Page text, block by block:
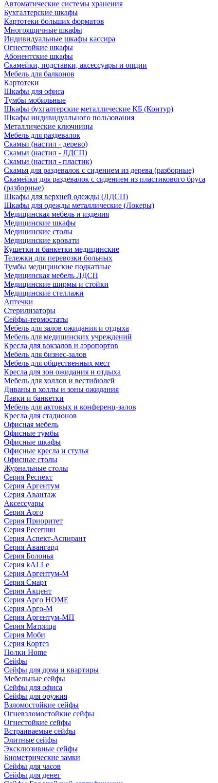
Автоматические системы хранения
Бухгалтерские шкафы
Картотеки больших форматов
Многоящичные шкафы
Индивидуальные шкафы кассира
Огнестойкие шкафы
Абонентские шкафы
Скамейки, подставки, аксессуары и опции
Мебель для балконов
Картотеки
Шкафы для офиса
Тумбы мобильные
Шкафы бухгалтерские металлические КБ (Контур)
Шкафы индивидуального пользования
Металлические ключницы
Мебель для раздевалок
Скамьи (настил - дерево)
Скамьи (настил - ЛДСП)
Скамьи (настил - пластик)
Скамья для раздевалок с сидением из дерева (разборные)
Скамейки для раздевалок с сидением из пластикового бруса
(разборные)
Шкафы для верхней одежды (ЛДСП)
Шкафы для одежды металлические (Локеры)
Медицинская мебель и изделия
Медицинские шкафы
Медицинские столы
Медицинские кровати
Кушетки и банкетки медицинские
Тележки для перевозки больных
Тумбы медицинские подкатные
Медицинская мебель ЛДСП
Медицинские ширмы и стойки
Медицинские стеллажи
Аптечки
Стерилизаторы
Сейфы-термостаты
Мебель для залов ожидания и отдыха
Мебель для медицинских учреждений
Кресла для вокзалов и аэропортов
Мебель для бизнес-залов
Мебель для общественных мест
Кресла для зон ожидания и отдыха
Мебель для холлов и вестибюлей
Диваны в холлы и зоны ожидания
Лавки и банкетки
Мебель для актовых и конференц-залов
Кресла для стадионов
Офисная мебель
Офисные тумбы
Офисные шкафы
Офисные кресла и стулья
Офисные столы
Журнальные столы
Серия Респект
Серия Аргентум
Серия Авантаж
Аксессуары
Серия Арго
Серия Приоритет
Серия Ресепшн
Серия Аспект-Аспирант
Серия Авангард
Серия Болонья
Серия kALLe
Серия Аргентум-М
Серия Смарт
Серия Акцент
Серия Арго HOME
Серия Арго-М
Серия Аргентум-МП
Серия Матрица
Серия Моби
Серия Кортез
Полки Home
Сейфы
Сейфы для дома и квартиры
Мебельные сейфы
Сейфы для офиса
Сейфы для оружия
Взломостойкие сейфы
Огневзломостойкие сейфы
Огнестойкие сейфы
Встраиваемые сейфы
Элитные сейфы
Эксклюзивные сейфы
Биометрические замки
Сейфы для часов
Сейфы для денег